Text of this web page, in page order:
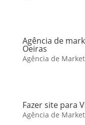
Agência de
Oeiras
Agência de
Fazer site para
Agência de